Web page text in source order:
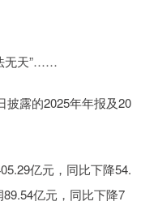
无天”……
披露的2025年年报及20
亿元，同比下降54.
亿元，同比下降7